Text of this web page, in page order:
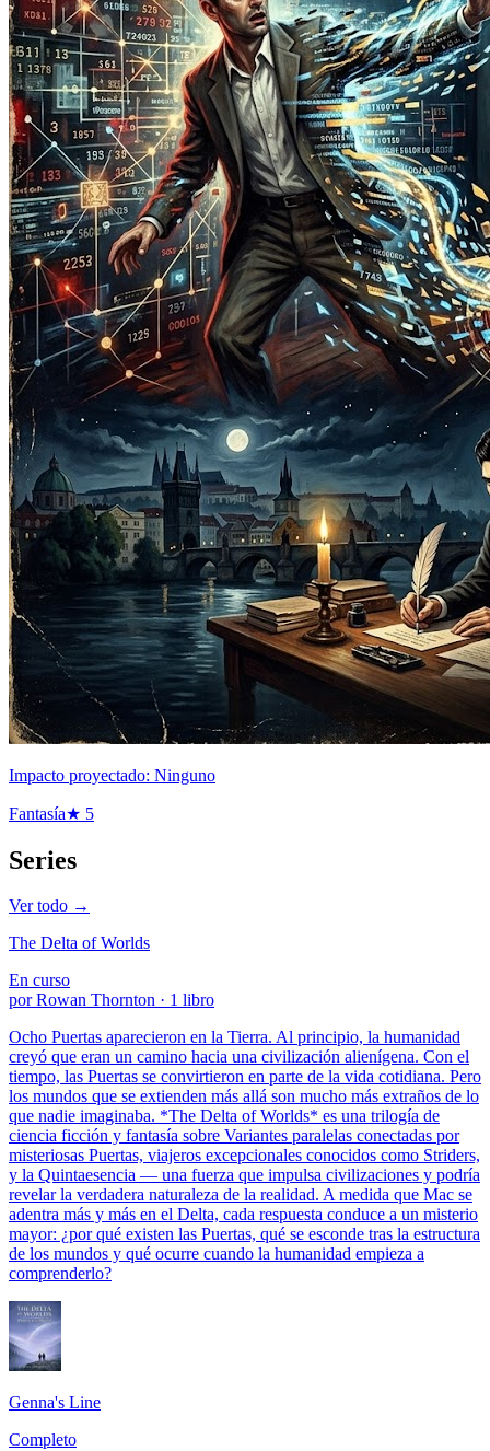
Impacto proyectado: Ninguno
Fantasía★ 5
Series
Ver todo →
The Delta of Worlds
En curso
por Rowan Thornton · 1 libro
Ocho Puertas aparecieron en la Tierra. Al principio, la humanidad
creyó que eran un camino hacia una civilización alienígena. Con el
tiempo, las Puertas se convirtieron en parte de la vida cotidiana. Pero
los mundos que se extienden más allá son mucho más extraños de lo
que nadie imaginaba. *The Delta of Worlds* es una trilogía de
ciencia ficción y fantasía sobre Variantes paralelas conectadas por
misteriosas Puertas, viajeros excepcionales conocidos como Striders,
y la Quintaesencia — una fuerza que impulsa civilizaciones y podría
revelar la verdadera naturaleza de la realidad. A medida que Mac se
adentra más y más en el Delta, cada respuesta conduce a un misterio
mayor: ¿por qué existen las Puertas, qué se esconde tras la estructura
de los mundos y qué ocurre cuando la humanidad empieza a
comprenderlo?
Genna's Line
Completo